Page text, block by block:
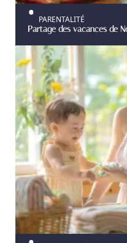
PARENTALITÉ
Partage des vacances de